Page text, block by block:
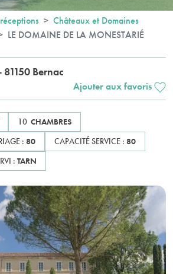
Châteaux et Domaines
LE DOMAINE DE LA MONESTARIÉ
Bernac
Ajouter aux favoris
10 CHAMBRES
: 80 CAPACITÉ SERVICE : 80
: TARN